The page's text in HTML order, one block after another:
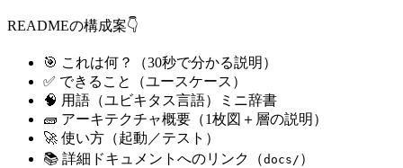
READMEの構成案👇
🎯 これは何？（30秒で分かる説明）
✅ できること（ユースケース）
🧠 用語（ユビキタス言語）ミニ辞書
🧱 アーキテクチャ概要（1枚図＋層の説明）
🚀 使い方（起動／テスト）
📚 詳細ドキュメントへのリンク（docs/ ）